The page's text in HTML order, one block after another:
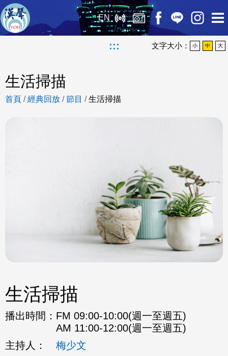
EN
::: 文字大小： 小 中 大
生活掃描
首頁 /經典回放 /節目 /生活掃描
生活掃描
播出時間： FM 09:00-10:00(週一至週五)
AM 11:00-12:00(週一至週五)
主持人：
梅少文